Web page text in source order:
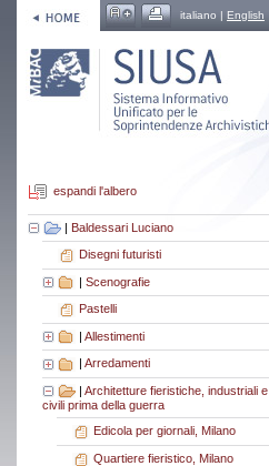
italiano | English
espandi l'albero
| Baldessari Luciano
Disegni futuristi
| Scenografie
Pastelli
| Allestimenti
Arredamenti
| Architetture fieristiche, industriali e
civili prima della guerra
Edicola per giornali, Milano
Quartiere fieristico, Milano